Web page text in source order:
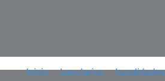
Inicio Locutorios Localidades